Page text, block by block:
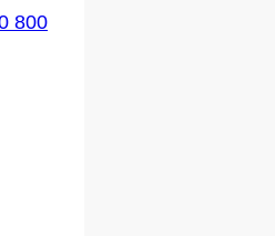
800